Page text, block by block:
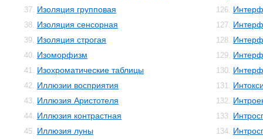
37. Изоляция групповая
38. Изоляция сенсорная
39. Изоляция строгая
40. Изоморфизм
41. Изохроматические таблицы
42. Иллюзии восприятия
43. Иллюзия Аристотеля
44. Иллюзия контрастная
45. Иллюзия луны
126.
127.
128.
129.
130.
131.
132.
133.
134.